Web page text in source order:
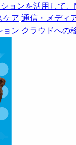
ョンを活用して
ケア 通信・メディ
ョン クラウドへの